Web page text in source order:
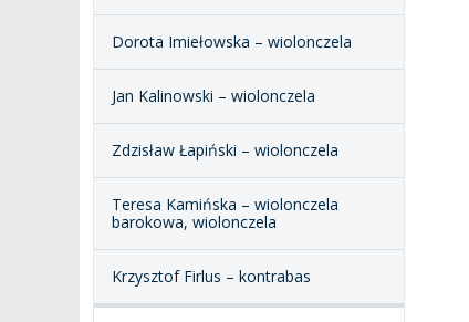
Dorota Imiełowska – wiolonczela
Jan Kalinowski – wiolonczela
Zdzisław Łapiński – wiolonczela
Teresa Kamińska – wiolonczela
barokowa, wiolonczela
Krzysztof Firlus – kontrabas